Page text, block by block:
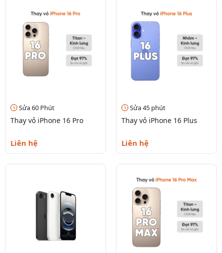
Sửa 60 Phút
Thay vỏ iPhone 16 Pro
Liên hệ
Sửa 45 phút
Thay vỏ iPhone 16 Plus
Liên hệ